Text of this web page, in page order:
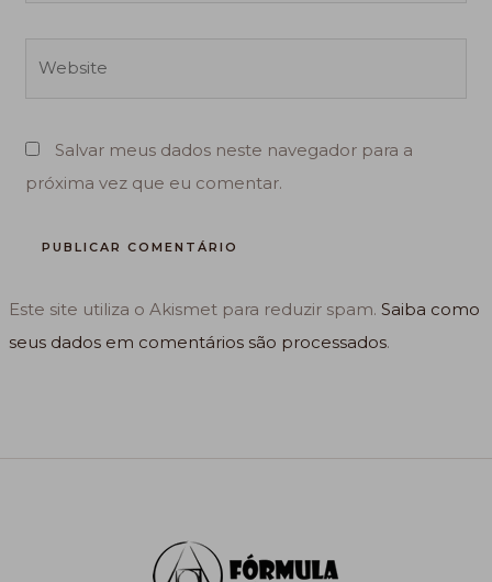
Salvar meus dados neste navegador para a
próxima vez que eu comentar.
Este site utiliza o Akismet para reduzir spam.Saiba como
seus dados em comentários são processados.